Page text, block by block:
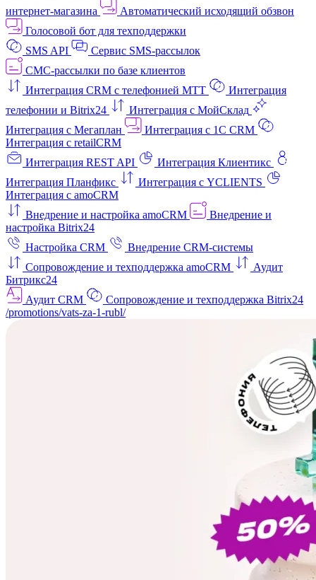
интернет‑магазина
Автоматический исходящий обзвон
Голосовой бот для техподдержки
SMS API
Сервис SMS-рассылок
СМС-рассылки по базе клиентов
Интеграция CRM с телефонией МТТ
Интеграция
телефонии и Bitrix24
Интеграция с МойСклад
Интеграция с Мегаплан
Интеграция с 1C CRM
Интеграция с retailCRM
Интеграция REST API
Интеграция Клиентикс
Интеграция Планфикс
Интеграция с YCLIENTS
Интеграция с amoCRM
Внедрение и настройка amoCRM
Внедрение и
настройка Bitrix24
Настройка CRM
Внедрение CRM-системы
Сопровождение и техподдержка amoCRM
Аудит
Битрикс24
Аудит CRM
Сопровождение и техподдержка Bitrix24
/promotions/vats-za-1-rubl/